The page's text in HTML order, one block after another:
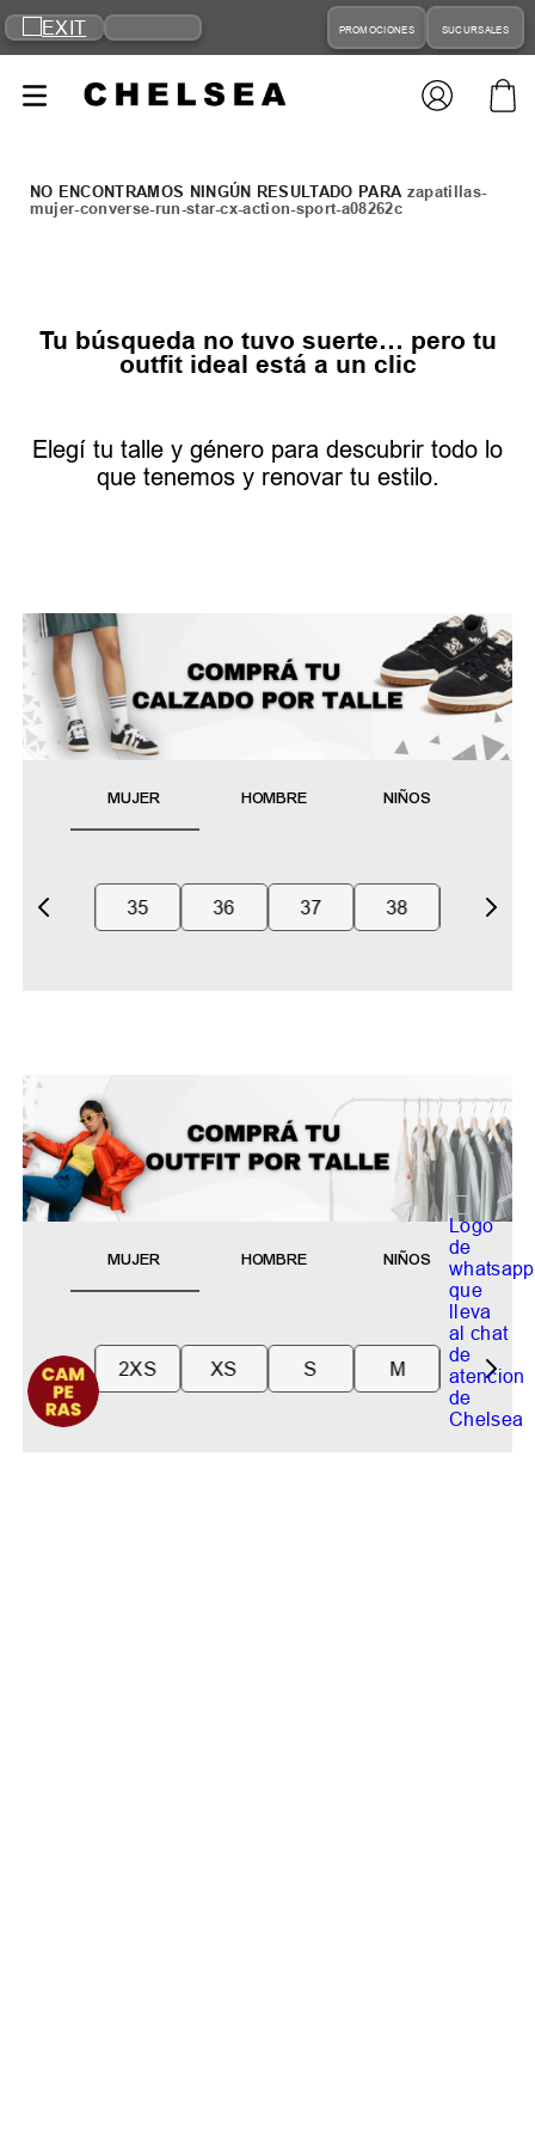
PROMOCIONES SUCURSALES
zapatillas-
mujer-converse-run-star-cx-action-sport-a08262c
Tu búsqueda no tuvo suerte… pero tu
outfit ideal está a un clic
Elegí tu talle y género para descubrir todo lo
que tenemos y renovar tu estilo.
MUJER HOMBRE NIÑOS
35 36 37 38
MUJER HOMBRE NIÑOS
2XS XS S M